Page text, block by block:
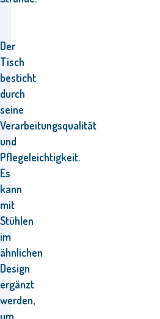
Der
Tisch
besticht
durch
seine
Verarbeitungsqualität
und
Pflegeleichtigkeit.
Es
kann
mit
Stühlen
im
ähnlichen
Design
ergänzt
werden,
um